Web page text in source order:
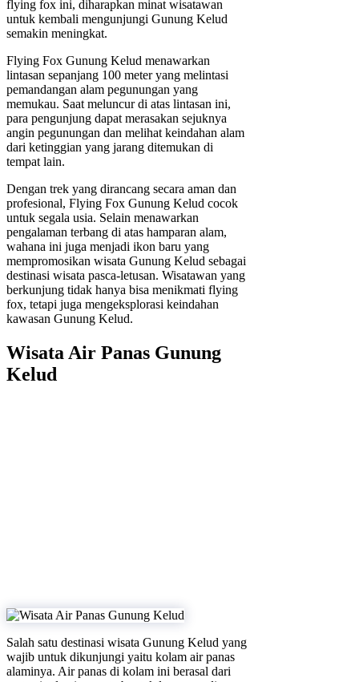
flying fox ini, diharapkan minat wisatawan
untuk kembali mengunjungi Gunung Kelud
semakin meningkat.
Flying Fox Gunung Kelud menawarkan
lintasan sepanjang 100 meter yang melintasi
pemandangan alam pegunungan yang
memukau. Saat meluncur di atas lintasan ini,
para pengunjung dapat merasakan sejuknya
angin pegunungan dan melihat keindahan alam
dari ketinggian yang jarang ditemukan di
tempat lain.
Dengan trek yang dirancang secara aman dan
profesional, Flying Fox Gunung Kelud cocok
untuk segala usia. Selain menawarkan
pengalaman terbang di atas hamparan alam,
wahana ini juga menjadi ikon baru yang
mempromosikan wisata Gunung Kelud sebagai
destinasi wisata pasca-letusan. Wisatawan yang
berkunjung tidak hanya bisa menikmati flying
fox, tetapi juga mengeksplorasi keindahan
kawasan Gunung Kelud.
Wisata Air Panas Gunung
Kelud
Salah satu destinasi wisata Gunung Kelud yang
wajib untuk dikunjungi yaitu kolam air panas
alaminya. Air panas di kolam ini berasal dari